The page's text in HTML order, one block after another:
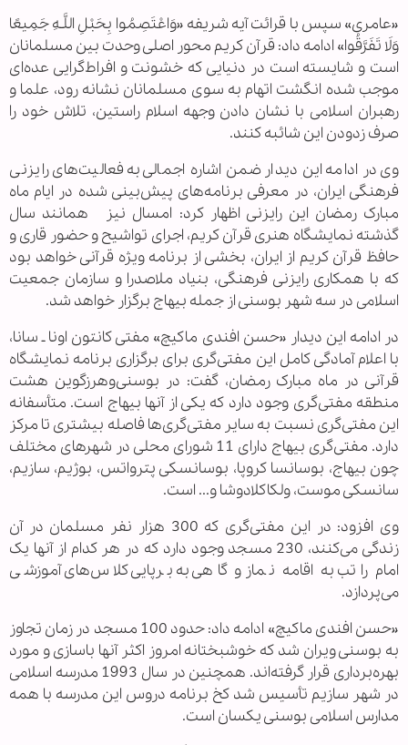
«عامری» سپس با قرائت آیه شریفه «وَاعْتَصِمُوا بِحَبْلِ اللَّـهِ جَمِیعًا
وَلَا تَفَرَّقُوا» ادامه داد: قرآن کریم محور اصلی وحدت بین مسلمانان
است و شایسته است در دنیایی که خشونت و افراط‌گرایی عده‌ای
موجب شده انگشت اتهام به سوی مسلمانان نشانه رود، علما و
رهبران اسلامی با نشان دادن وجهه اسلام راستین، تلاش خود را
صرف زدودن این شائبه کنند.
وی در ادامه این دیدار ضمن اشاره اجمالی به فعالیت‌های رایزنی
فرهنگی ایران، در معرفی برنامه‌های پیش‌بینی شده در ایام ماه
مبارک رمضان این رایزنی اظهار کرد: امسال نیز همانند سال
گذشته نمایشگاه هنری قرآن کریم، اجرای تواشیح و حضور قاری و
حافظ قرآن کریم از ایران، بخشی از برنامه ویژه قرآنی خواهد بود
که با همکاری رایزنی فرهنگی، بنیاد ملاصدرا و سازمان جمعیت
اسلامی در سه شهر بوسنی از جمله بیهاج برگزار خواهد شد.
در ادامه این دیدار «حسن افندی ماکیچ» مفتی کانتون اونا ـ سانا،
با اعلام آمادگی کامل این مفتی‌گری برای برگزاری برنامه نمایشگاه
قرآنی در ماه مبارک رمضان، گفت: در بوسنی‌وهرزگوین هشت
منطقه مفتی‌گری وجود دارد که یکی از آنها بیهاج است. متأسفانه
این مفتی‌گری نسبت به سایر مفتی‌گری‌ها فاصله بیشتری تا مرکز
دارد. مفتی‌گری بیهاج دارای 11 شورای محلی در شهرهای مختلف
چون بیهاج، بوسانسا کروپا، بوسانسکی پترواتس، بوژیم، سازیم،
سانسکی موست، ولکاکلادوشا و... است.
وی افزود: در این مفتی‌گری که 300 هزار نفر مسلمان در آن
زندگی می‌کنند، 230 مسجد وجود دارد که در هر کدام از آنها یک
امام راتب به اقامه نماز و گاهی به برپایی کلاس‌های آموزشی
می‌پردازد.
«حسن افندی ماکیچ» ادامه داد: حدود 100 مسجد در زمان تجاوز
به بوسنی ویران شد که خوشبختانه امروز اکثر آنها باسازی و مورد
بهره‌برداری قرار گرفته‌اند. همچنین در سال 1993 مدرسه اسلامی
در شهر سازیم تأسیس شد کخ برنامه دروس این مدرسه با همه
مدارس اسلامی بوسنی یکسان است.